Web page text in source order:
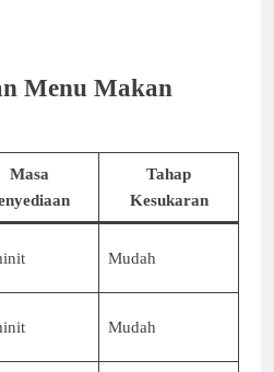
Menu Makan
Masa
Tahap
Kesukaran
Mudah
Mudah